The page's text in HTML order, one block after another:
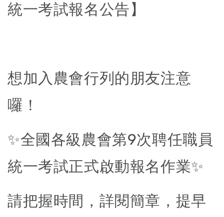
統一考試報名公告】
想加入農會行列的朋友注意
囉！
✨全國各級農會第9次聘任職員
統一考試正式啟動報名作業✨
請把握時間，詳閱簡章，提早